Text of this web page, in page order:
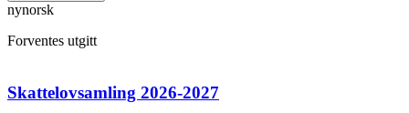
nynorsk
Forventes utgitt
Skattelovsamling 2026-2027